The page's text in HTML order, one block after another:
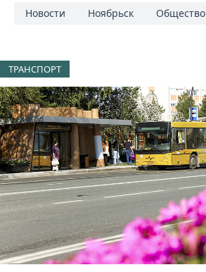
Новости Ноябрьск Общество
ТРАНСПОРТ